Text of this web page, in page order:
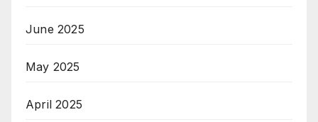
June 2025
May 2025
April 2025